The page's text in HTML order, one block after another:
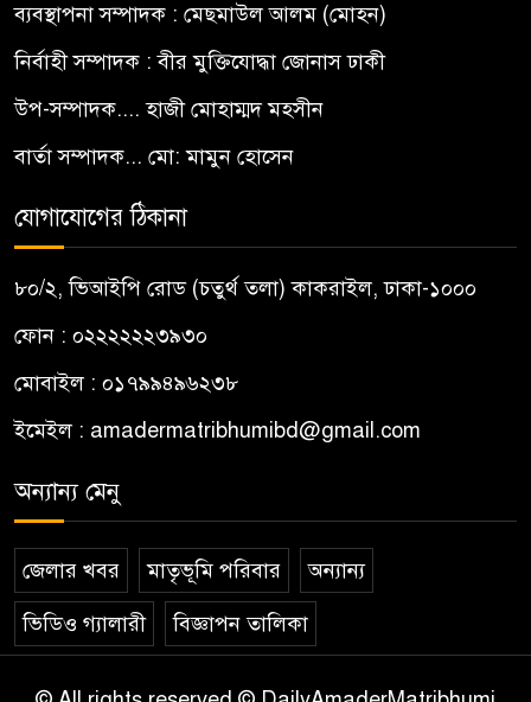
ব্যবস্থাপনা সম্পাদক : মেছমাউল আলম (মোহন)
নির্বাহী সম্পাদক : বীর মুক্তিযোদ্ধা জোনাস ঢাকী
উপ-সম্পাদক.... হাজী মোহাম্মদ মহসীন
বার্তা সম্পাদক... মো: মামুন হোসেন
যোগাযোগের ঠিকানা
৮০/২, ভিআইপি রোড (চতুর্থ তলা) কাকরাইল, ঢাকা-১০০০
ফোন : ০২২২২২২৩৯৩০
মোবাইল : ০১৭৯৯৪৯৬২৩৮
ইমেইল : amadermatribhumibd@gmail.com
অন্যান্য মেনু
জেলার খবর মাতৃভূমি পরিবার অন্যান্য
ভিডিও গ্যালারী বিজ্ঞাপন তালিকা